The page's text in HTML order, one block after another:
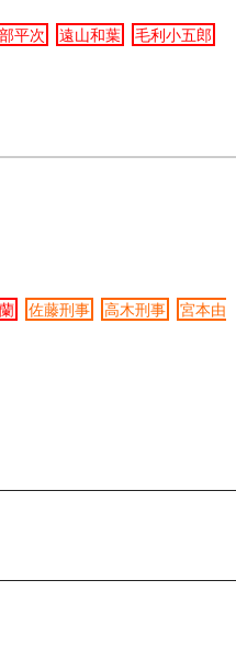
平次 遠山和葉
毛利小五郎
佐藤刑事 高木刑事
宮本由